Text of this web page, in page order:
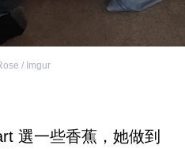
/ Imgur
選一些香蕉，她做到